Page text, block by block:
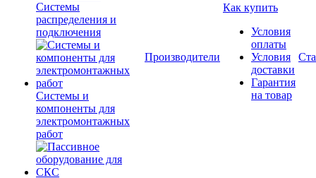
Системы
распределения и
подключения
Системы и
компоненты для
электромонтажных
работ
Производители
Как купить
Условия
оплаты
Условия
доставки
Гарантия
на товар